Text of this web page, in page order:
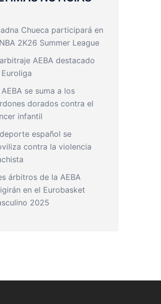
Chueca participará en
2K26 Summer League
AEBA destacado
Euroliga
AEBA se suma a los
dorados contra el
infantil
español se
contra la violencia
árbitros de la AEBA
en el Eurobasket
2025